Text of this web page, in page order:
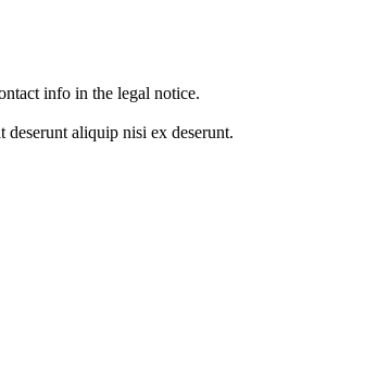
info in the legal notice.
deserunt aliquip nisi ex deserunt.